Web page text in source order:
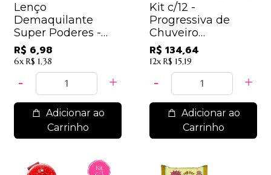
Lenço
Demaquilante
Super Poderes -
LDSP01 - Colágeno
Pêssego
R$ 6,98
6x R$ 1,38
Adicionar ao
Carrinho
Kit c/12 -
Progressiva de
Chuveiro
SuperPoderes -
PCSP001 / 11,22
R$ 134,64
12x R$ 15,19
Adicionar ao
Carrinho